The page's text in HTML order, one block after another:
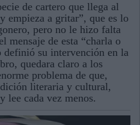
de cartero que llega al
empieza a gritar”, que es lo
pero no le hizo falta
mensaje de esta “charla o
definió su intervención en la
quedara claro a los
problema de que,
literaria y cultural,
lee cada vez menos.